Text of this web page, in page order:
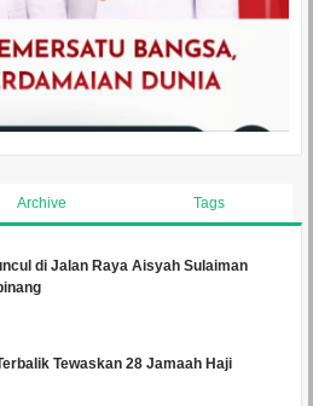
Archive Tags
di Jalan Raya Aisyah Sulaiman
Tewaskan 28 Jamaah Haji